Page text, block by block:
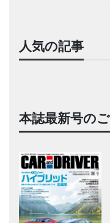
人気の記事
本誌最新号の